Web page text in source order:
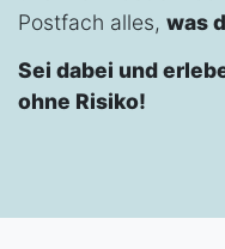
Postfach alles, was
Sei dabei und
ohne Risiko!